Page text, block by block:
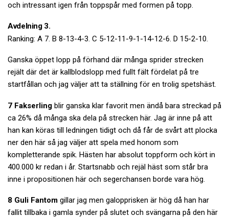
och intressant igen från toppspår med formen på topp.
Avdelning 3.
Ranking: A 7. B 8-13-4-3. C 5-12-11-9-1-14-12-6. D 15-2-10.
Ganska öppet lopp på förhand där många sprider strecken
rejält där det är kallblodslopp med fullt fält fördelat på tre
startfållan och jag väljer att ta ställning för en trolig spetshäst.
7 Fakserling blir ganska klar favorit men ändå bara streckad på
ca 26% då många ska dela på strecken här. Jag är inne på att
han kan köras till ledningen tidigt och då får de svårt att plocka
ner den här så jag väljer att spela med honom som
kompletterande spik. Hästen har absolut toppform och kört in
400.000 kr redan i år. Startsnabb och rejäl häst som står bra
inne i propositionen här och segerchansen borde vara hög.
8 Guli Fantom gillar jag men galopprisken är hög då han har
fallit tillbaka i gamla synder på slutet och svängarna på den här